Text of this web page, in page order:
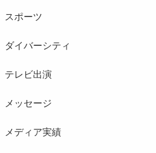
スポーツ
ダイバーシティ
テレビ出演
メッセージ
メディア実績